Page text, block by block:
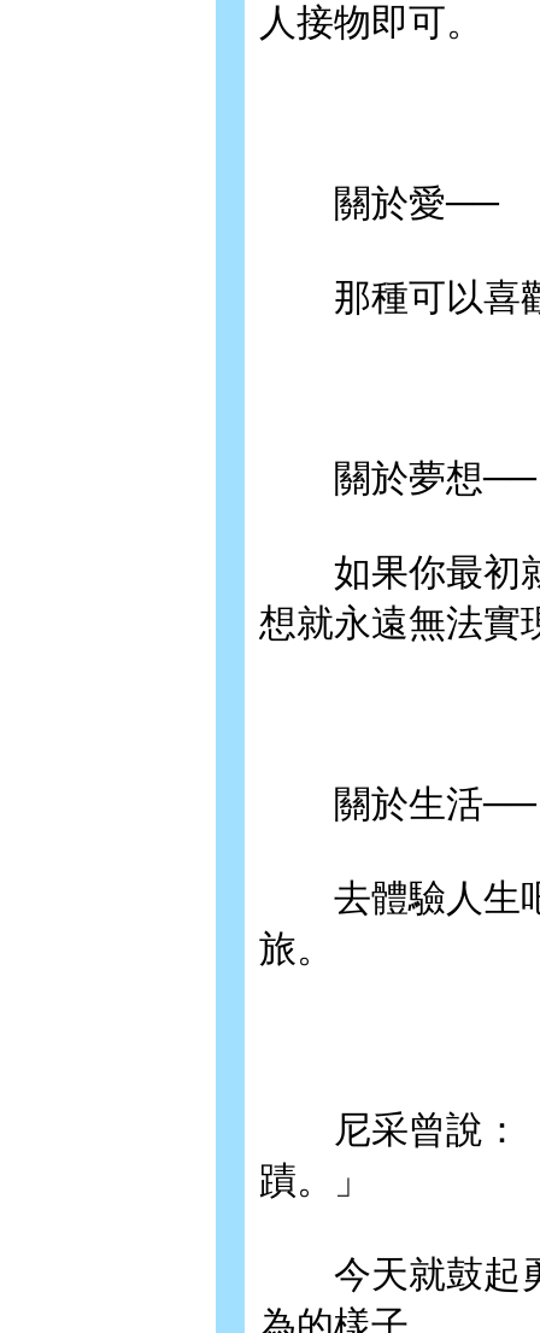
人接物即可。
關於愛──
那種可以喜歡
關於夢想──
如果你最初就
想就永遠無法實
關於生活──
去體驗人生吧
旅。
尼采曾說：「
蹟。」
今天就鼓起勇